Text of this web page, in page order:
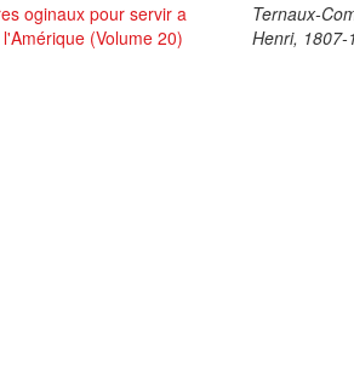
oginaux pour servir a
(Volume 20)
Ternaux-
Henri, 1807-